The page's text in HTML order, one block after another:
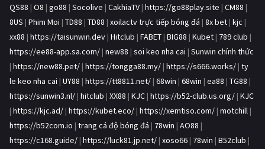
QS88 | O8 | go88 | Socolive | CakhiaTV | https://go88play.site | CM88 |
8US | Phim Moi | TD88 | TD88 | xoilactv trực tiếp bóng đá | 8x bet | kjc |
xx88 | https://taisunwin.dev | Hitclub | FABET | BIG88 | Kubet | 789 club |
https://ee88-app.sa.com/ | new88 | soi keo nha cai | Sunwin chính thức
| https://new88.pet/ | https://tongga88.my/ | https://s666.works/ | ty
le keo nha cai | UY88 | https://tt8811.net/ | 68win | 68win | ea88 | TG88 |
https://sunwin3.nl/ | hitclub | XX88 | KJC | https://b52-club.us.org/ | KJC
| https://kjc.ad/ | https://kubet.eco/ | https://xemtiso.com/ | motchill |
https://b52com.io | trang cá độ bóng đá | 78win | AO88 |
https://c168.guide/ | https://luck81.jp.net/ | xoso66 | 78win | B52club |